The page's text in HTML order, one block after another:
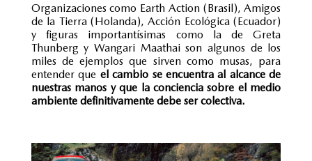
Organizaciones como Earth Action (Brasil), Amigos
de la Tierra (Holanda), Acción Ecológica (Ecuador)
y figuras importantísimas como la de Greta
Thunberg y Wangari Maathai son algunos de los
miles de ejemplos que sirven como musas, para
entender que el cambio se encuentra al alcance de
nuestras manos y que la conciencia sobre el medio
ambiente definitivamente debe ser colectiva.